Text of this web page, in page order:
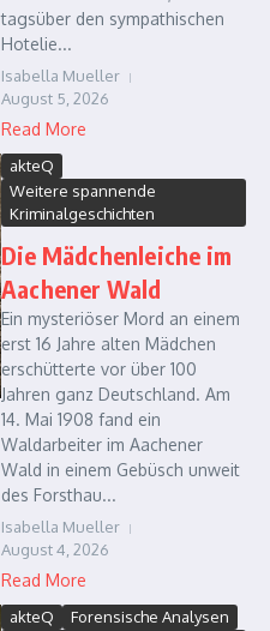
tagsüber den sympathischen
Hotelie...
Isabella Mueller
August 5, 2026
Read More
akteQ
Weitere spannende
Kriminalgeschichten
Die Mädchenleiche im
Aachener Wald
Ein mysteriöser Mord an einem
erst 16 Jahre alten Mädchen
erschütterte vor über 100
Jahren ganz Deutschland. Am
14. Mai 1908 fand ein
Waldarbeiter im Aachener
Wald in einem Gebüsch unweit
des Forsthau...
Isabella Mueller
August 4, 2026
Read More
akteQ
Forensische Analysen